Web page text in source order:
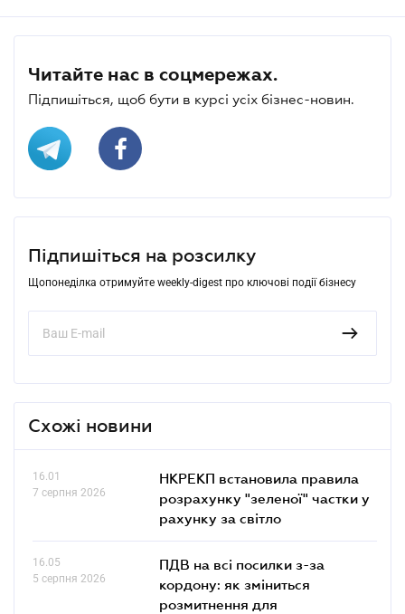
Читайте нас в соцмережах.
Підпишіться, щоб бути в курсі усіх бізнес-новин.
Підпишіться на розсилку
Щопонеділка отримуйте weekly-digest про ключові події бізнесу
Схожі новини
16.01
7 серпня 2026
НКРЕКП встановила правила
розрахунку "зеленої" частки у
рахунку за світло
16.05
5 серпня 2026
ПДВ на всі посилки з-за
кордону: як зміниться
розмитнення для